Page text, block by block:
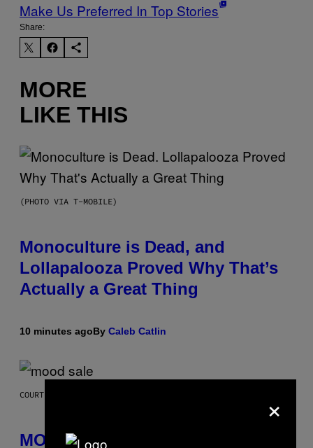
Make Us Preferred In Top Stories
Share:
MORE
LIKE THIS
(PHOTO VIA T-MOBILE)
Monoculture is Dead, and
Lollapalooza Proved Why That’s
Actually a Great Thing
10 minutes agoBy Caleb Catlin
COURTESY OF MOOD
MOOD’s 4th Birthday Sale Ends
×